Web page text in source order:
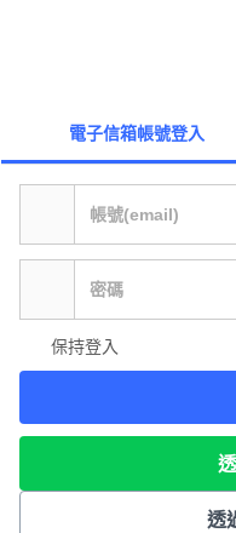
電子信箱帳號登入
保持登入
透